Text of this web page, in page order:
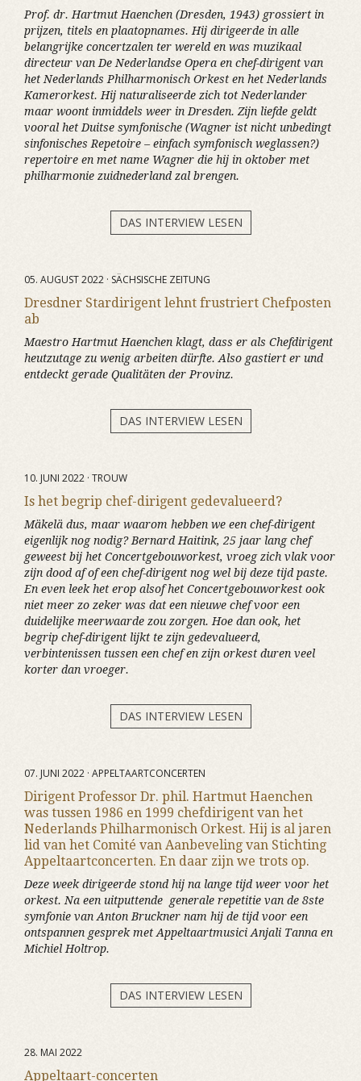
Prof. dr. Hartmut Haenchen (Dresden, 1943) grossiert in
prijzen, titels en plaatopnames. Hij dirigeerde in alle
belangrijke concertzalen ter wereld en was muzikaal
directeur van De Nederlandse Opera en chef-dirigent van
het Nederlands Philharmonisch Orkest en het Nederlands
Kamerorkest. Hij naturaliseerde zich tot Nederlander
maar woont inmiddels weer in Dresden. Zijn liefde geldt
vooral het Duitse symfonische (Wagner ist nicht unbedingt
sinfonisches Repetoire – einfach symfonisch weglassen?)
repertoire en met name Wagner die hij in oktober met
philharmonie zuidnederland zal brengen.
DAS INTERVIEW LESEN
05. AUGUST 2022 · SÄCHSISCHE ZEITUNG
Dresdner Stardirigent lehnt frustriert Chefposten
ab
Maestro Hartmut Haenchen klagt, dass er als Chefdirigent
heutzutage zu wenig arbeiten dürfte. Also gastiert er und
entdeckt gerade Qualitäten der Provinz.
DAS INTERVIEW LESEN
10. JUNI 2022 · TROUW
Is het begrip chef-dirigent gedevalueerd?
Mäkelä dus, maar waarom hebben we een chef-dirigent
eigenlijk nog nodig? Bernard Haitink, 25 jaar lang chef
geweest bij het Concertgebouworkest, vroeg zich vlak voor
zijn dood af of een chef-dirigent nog wel bij deze tijd paste.
En even leek het erop alsof het Concertgebouworkest ook
niet meer zo zeker was dat een nieuwe chef voor een
duidelijke meerwaarde zou zorgen. Hoe dan ook, het
begrip chef-dirigent lijkt te zijn gedevalueerd,
verbintenissen tussen een chef en zijn orkest duren veel
korter dan vroeger.
DAS INTERVIEW LESEN
07. JUNI 2022 · APPELTAARTCONCERTEN
Dirigent Professor Dr. phil. Hartmut Haenchen
was tussen 1986 en 1999 chefdirigent van het
Nederlands Philharmonisch Orkest. Hij is al jaren
lid van het Comité van Aanbeveling van Stichting
Appeltaartconcerten. En daar zijn we trots op.
Deze week dirigeerde stond hij na lange tijd weer voor het
orkest. Na een uitputtende generale repetitie van de 8ste
symfonie van Anton Bruckner nam hij de tijd voor een
ontspannen gesprek met Appeltaartmusici Anjali Tanna en
Michiel Holtrop.
DAS INTERVIEW LESEN
28. MAI 2022
Appeltaart-concerten